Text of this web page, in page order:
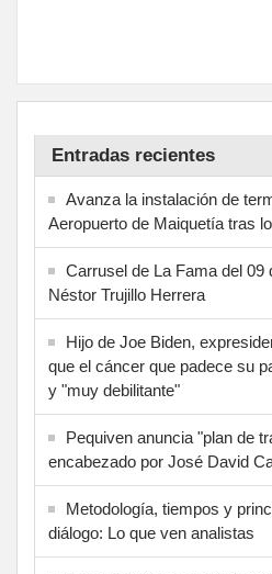
Entradas recientes
Avanza la instalación de
Aeropuerto de Maiquetía tras
Carrusel de La Fama del 09
Néstor Trujillo Herrera
Hijo de Joe Biden,
que el cáncer que padece su
y "muy debilitante"
Pequiven anuncia "plan de
encabezado por José David
Metodología, tiempos y
diálogo: Lo que ven analistas